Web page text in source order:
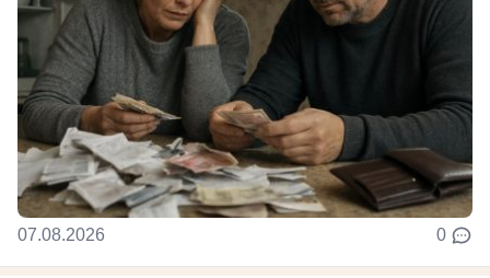
07.08.2026 0